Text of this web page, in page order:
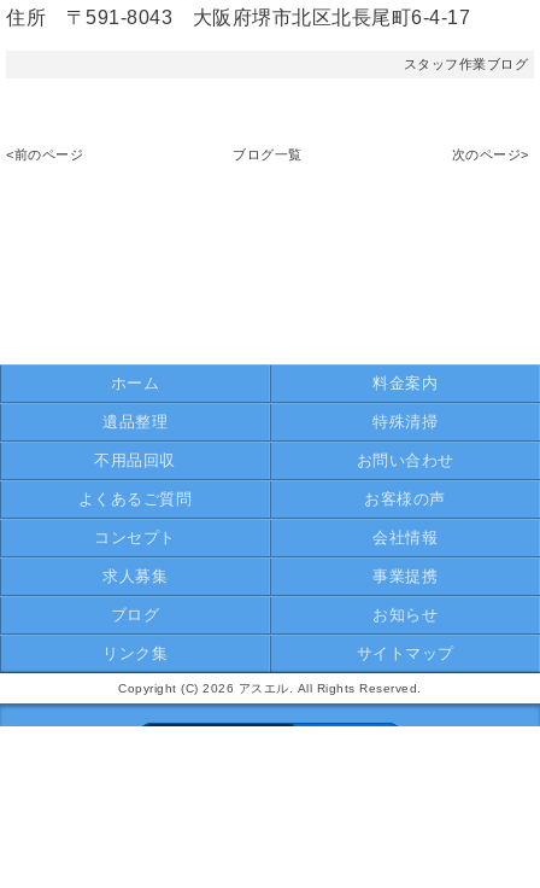
住所 〒591-8043 大阪府堺市北区北長尾町6-4-17
スタッフ作業ブログ
<前のページ ブログ一覧 次のページ>
ホーム 料金案内
遺品整理 特殊清掃
不用品回収 お問い合わせ
よくあるご質問 お客様の声
コンセプト 会社情報
求人募集 事業提携
ブログ お知らせ
リンク集 サイトマップ
Copyright (C) 2026 アスエル. All Rights Reserved.